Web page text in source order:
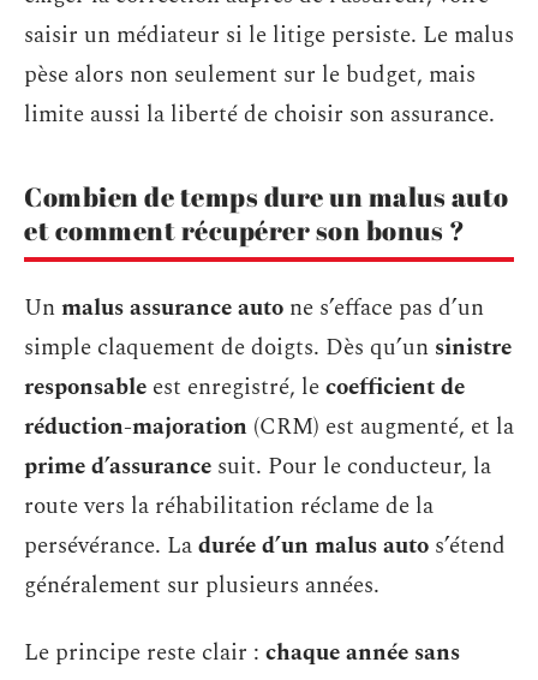
saisir un médiateur si le litige persiste. Le malus
pèse alors non seulement sur le budget, mais
limite aussi la liberté de choisir son assurance.
Combien de temps dure un malus auto
et comment récupérer son bonus ?
Unmalus assurance auto ne s’efface pas d’un
simple claquement de doigts. Dès qu’un sinistre
responsable est enregistré, lecoefficient de
réduction-majoration (CRM) est augmenté, et la
prime d’assurance suit. Pour le conducteur, la
route vers la réhabilitation réclame de la
persévérance. Ladurée d’un malus auto s’étend
généralement sur plusieurs années.
Le principe reste clair : chaque année sans